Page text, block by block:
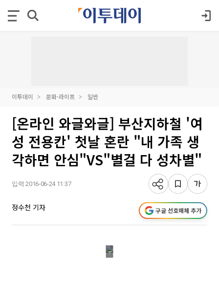
이투데이 문화·라이프 일반
[온라인 와글와글] 부산지하철 '여
성 전용칸' 첫날 혼란 "내 가족 생
각하면 안심"VS"별걸 다 성차별"
입력 2016-06-24 11:37
정수천 기자 구글 선호매체 추가